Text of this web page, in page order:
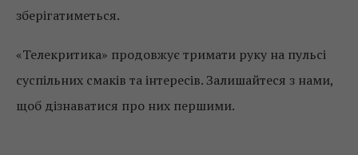
зберігатиметься.
«Телекритика» продовжує тримати руку на пульсі
суспільних смаків та інтересів. Залишайтеся з нами,
щоб дізнаватися про них першими.